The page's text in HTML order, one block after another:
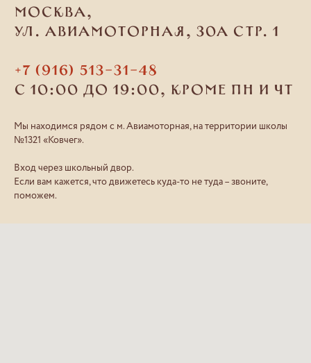
Москва,
ул. Авиамоторная, 30А стр. 1
+7 (916) 513-31-48
С 10:00 до 19:00, кроме ПН и ЧТ
Мы находимся рядом с м. Авиамоторная, на территории школы
№1321 «Ковчег».
Вход через школьный двор.
Если вам кажется, что движетесь куда-то не туда – звоните,
поможем.